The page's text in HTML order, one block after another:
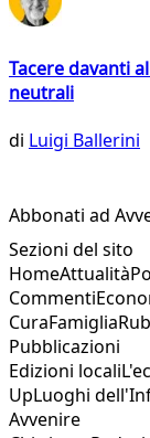
Tacere davanti
neutrali
di Luigi Ballerini
Abbonati ad
Sezioni del sito
HomeAttualità
Commenti
CuraFamiglia
Pubblicazioni
Edizioni locali
UpLuoghi
Avvenire